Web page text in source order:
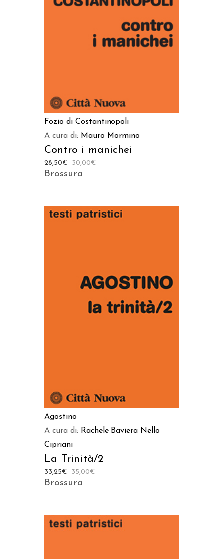
Fozio di Costantinopoli
A cura di: Mauro Mormino
Contro i manichei
30,00€
28,50€
Brossura
AGGIUNGI AL CARRELLO
Agostino
A cura di: Rachele Baviera Nello
Cipriani
La Trinità/2
35,00€
33,25€
Brossura